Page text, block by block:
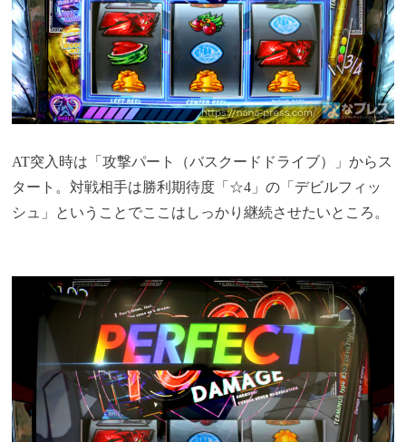
AT突入時は「攻撃パート（バスクードドライブ）」からス
タート。対戦相手は勝利期待度「☆4」の「デビルフィッ
シュ」ということでここはしっかり継続させたいところ。